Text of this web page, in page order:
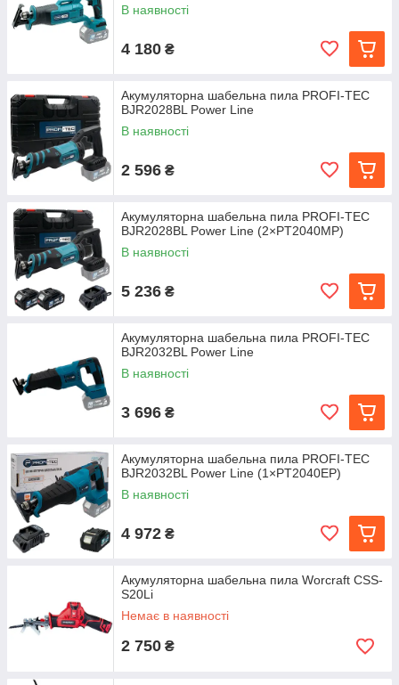
В наявності
4 180 ₴
Акумуляторна шабельна пила PROFI-TEC
BJR2028BL Power Line
В наявності
2 596 ₴
Акумуляторна шабельна пила PROFI-TEC
BJR2028BL Power Line (2×PT2040MP)
В наявності
5 236 ₴
Акумуляторна шабельна пила PROFI-TEC
BJR2032BL Power Line
В наявності
3 696 ₴
Акумуляторна шабельна пила PROFI-TEC
BJR2032BL Power Line (1×PT2040EP)
В наявності
4 972 ₴
Акумуляторна шабельна пила Worcraft CSS-
S20Li
Немає в наявності
2 750 ₴